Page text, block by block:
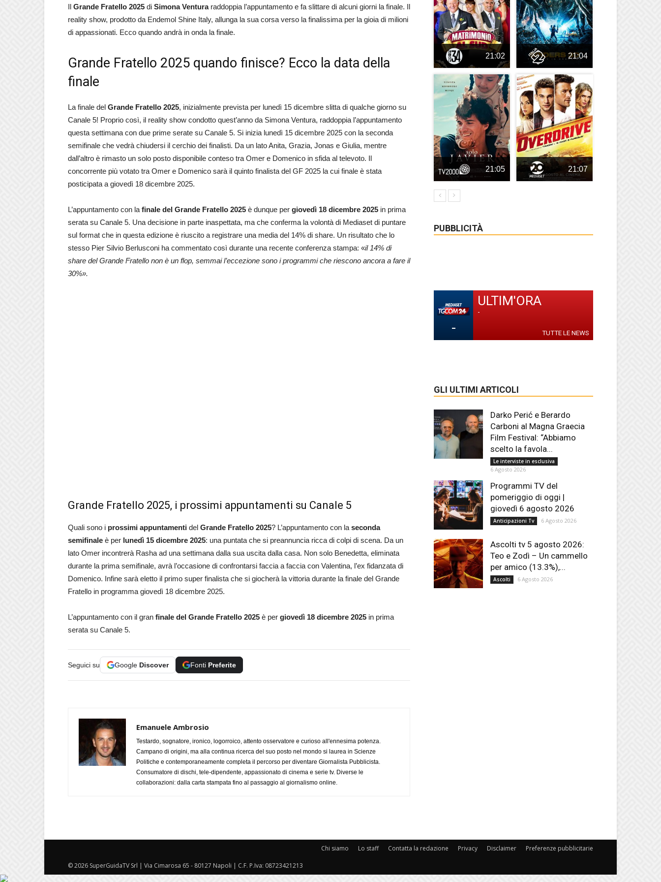
Il Grande Fratello 2025 di Simona Venturaraddoppia l’appuntamento e fa slittare di alcuni giorni la finale. Il
reality show, prodotto da Endemol Shine Italy, allunga la sua corsa verso la finalissima per la gioia di milioni
di appassionati. Ecco quando andrà in onda la finale.
Grande Fratello 2025 quando finisce? Ecco la data della
finale
La finale del Grande Fratello 2025, inizialmente prevista per lunedì 15 dicembre slitta di qualche giorno su
Canale 5! Proprio così, il reality show condotto quest’anno da Simona Ventura, raddoppia l’appuntamento
questa settimana con due prime serate su Canale 5. Si inizia lunedì 15 dicembre 2025 con la seconda
semifinale che vedrà chiudersi il cerchio dei finalisti. Da un lato Anita, Grazia, Jonas e Giulia, mentre
dall’altro è rimasto un solo posto disponibile conteso tra Omer e Domenico in sfida al televoto. Il
concorrente più votato tra Omer e Domenico sarà il quinto finalista del GF 2025 la cui finale è stata
posticipata a giovedì 18 dicembre 2025.
L’appuntamento con la finale del Grande Fratello 2025 è dunque per giovedì 18 dicembre 2025 in prima
serata su Canale 5. Una decisione in parte inaspettata, ma che conferma la volontà di Mediaset di puntare
sul format che in questa edizione è riuscito a registrare una media del 14% di share. Un risultato che lo
stesso Pier Silvio Berlusconi ha commentato così durante una recente conferenza stampa: «il 14% di
share del Grande Fratello non è un flop, semmai l’eccezione sono i programmi che riescono ancora a fare il
30%».
Grande Fratello 2025, i prossimi appuntamenti su Canale 5
Quali sono i prossimi appuntamenti del Grande Fratello 2025? L’appuntamento con la seconda
semifinale è per lunedì 15 dicembre 2025: una puntata che si preannuncia ricca di colpi di scena. Da un
lato Omer incontrerà Rasha ad una settimana dalla sua uscita dalla casa. Non solo Benedetta, eliminata
durante la prima semifinale, avrà l’occasione di confrontarsi faccia a faccia con Valentina, l’ex fidanzata di
Domenico. Infine sarà eletto il primo super finalista che si giocherà la vittoria durante la finale del Grande
Fratello in programma giovedì 18 dicembre 2025.
L’appuntamento con il gran finale del Grande Fratello 2025 è per giovedì 18 dicembre 2025 in prima
serata su Canale 5.
Seguici su Google Discover Fonti Preferite
Emanuele Ambrosio
Testardo, sognatore, ironico, logorroico, attento osservatore e curioso all'ennesima potenza.
Campano di origini, ma alla continua ricerca del suo posto nel mondo si laurea in Scienze
Politiche e contemporaneamente completa il percorso per diventare Giornalista Pubblicista.
Consumatore di dischi, tele-dipendente, appassionato di cinema e serie tv. Diverse le
collaborazioni: dalla carta stampata fino al passaggio al giornalismo online.
21:02 21:04
21:05 21:07
PUBBLICITÀ
-
ULTIM'ORA
-
TUTTE LE NEWS
GLI ULTIMI ARTICOLI
Darko Perić e Berardo
Carboni al Magna Graecia
Film Festival: “Abbiamo
scelto la favola...
Le interviste in esclusiva
6 Agosto 2026
Programmi TV del
pomeriggio di oggi |
giovedì 6 agosto 2026
Anticipazioni Tv 6 Agosto 2026
Ascolti tv 5 agosto 2026:
Teo e Zodì – Un cammello
per amico (13.3%),...
Ascolti 6 Agosto 2026
Chi siamo Lo staff Contatta la redazione Privacy Disclaimer Preferenze pubblicitarie
© 2026 SuperGuidaTV Srl | Via Cimarosa 65 - 80127 Napoli | C.F. P.Iva: 08723421213